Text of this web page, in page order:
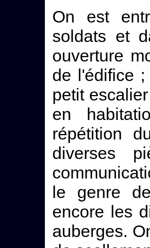
On est
soldats et
ouverture
de l'édifice
petit
en
répétition
diverses
le genre
encore les
auberges.